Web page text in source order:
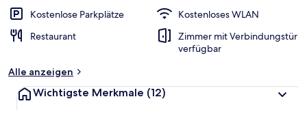
Kostenlose Parkplätze
Kostenloses WLAN
Restaurant
Zimmer mit Verbindungstür
verfügbar
Alle anzeigen
Wichtigste Merkmale (12)